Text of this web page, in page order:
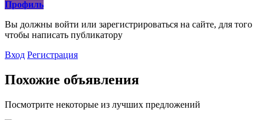
Профиль
Вы должны войти или зарегистрироваться на сайте, для того
чтобы написать публикатору
Вход Регистрация
Похожие объявления
Посмотрите некоторые из лучших предложений